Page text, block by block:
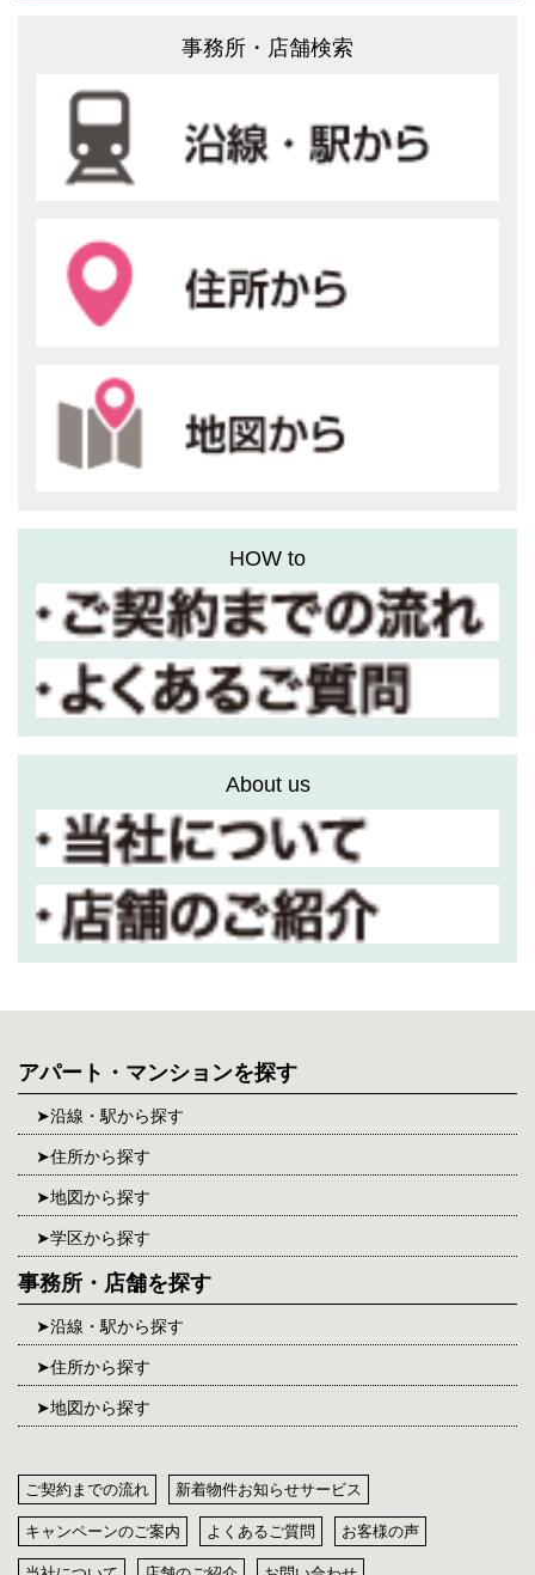
事務所・店舗検索
HOW to
About us
アパート・マンションを探す
沿線・駅から探す
住所から探す
地図から探す
学区から探す
事務所・店舗を探す
沿線・駅から探す
住所から探す
地図から探す
ご契約までの流れ 新着物件お知らせサービス
キャンペーンのご案内 よくあるご質問 お客様の声